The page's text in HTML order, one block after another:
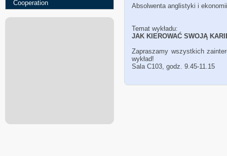
Cooperation
Absolwenta anglistyki i
Temat wykładu:
JAK KIEROWAĆ SWOJĄ
Zapraszamy wszystkich
wykład!
Sala C103, godz. 9.45-11.15